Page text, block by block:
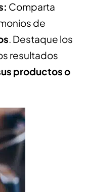
Comparta
de
. Destaque los
resultados
productos o